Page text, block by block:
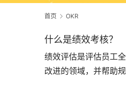
首页 OKR
什么是绩效考核？
绩效评估是评估员工
改进的领域，并帮助